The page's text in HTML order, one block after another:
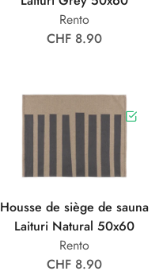
Rento
CHF 8.90
Housse de siège de sauna
Laituri Natural 50x60
Rento
CHF 8.90